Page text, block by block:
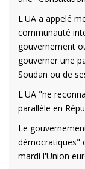
L'UA a appelé
communauté
gouvernement
gouverner une
Soudan ou de
L'UA "ne
parallèle en
Le
démocratiques"
mardi l'Union